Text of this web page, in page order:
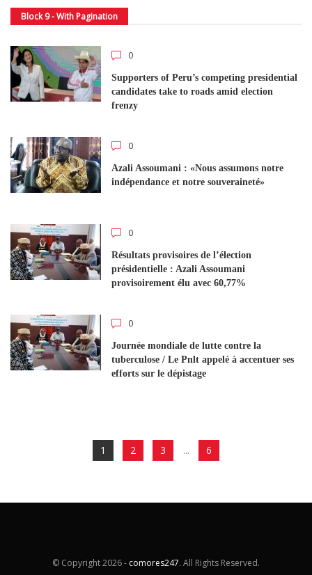
Block 9 - With Pagination
0
Supporters of Peru’s competing presidential
candidates take to roads amid election
frenzy
0
Azali Assoumani : «Nous assumons notre
indépendance et notre souveraineté»
0
Résultats provisoires de l’élection
présidentielle : Azali Assoumani
provisoirement élu avec 60,77%
0
Journée mondiale de lutte contre la
tuberculose / Le Pnlt appelé à accentuer ses
efforts sur le dépistage
1 2 3 ... 6
© Copyright2026 - comores247. All Rights Reserved.